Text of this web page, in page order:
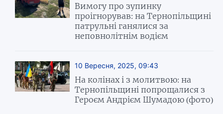
Вимогу про зупинку
проігнорував: на Тернопільщині
патрульні ганялися за
неповнолітнім водієм
10 Вересня, 2025, 09:43
На колінах і з молитвою: на
Тернопільщині попрощалися з
Героєм Андрієм Шумадою (фото)